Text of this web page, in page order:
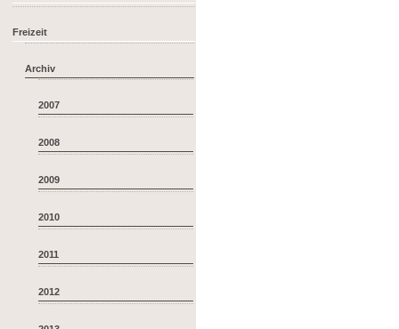
Freizeit
Archiv
2007
2008
2009
2010
2011
2012